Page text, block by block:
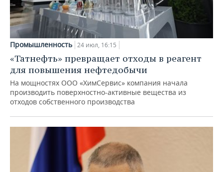
Промышленность 24 июл, 16:15
«Татнефть» превращает отходы в реагент
для повышения нефтедобычи
На мощностях ООО «ХимСервис» компания начала
производить поверхностно-активные вещества из
отходов собственного производства